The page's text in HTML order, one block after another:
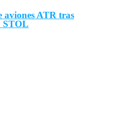
aviones ATR tras
STOL